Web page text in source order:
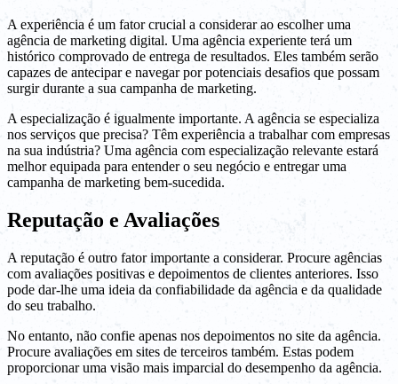
A experiência é um fator crucial a considerar ao escolher uma
agência de marketing digital. Uma agência experiente terá um
histórico comprovado de entrega de resultados. Eles também serão
capazes de antecipar e navegar por potenciais desafios que possam
surgir durante a sua campanha de marketing.
A especialização é igualmente importante. A agência se especializa
nos serviços que precisa? Têm experiência a trabalhar com empresas
na sua indústria? Uma agência com especialização relevante estará
melhor equipada para entender o seu negócio e entregar uma
campanha de marketing bem-sucedida.
Reputação e Avaliações
A reputação é outro fator importante a considerar. Procure agências
com avaliações positivas e depoimentos de clientes anteriores. Isso
pode dar-lhe uma ideia da confiabilidade da agência e da qualidade
do seu trabalho.
No entanto, não confie apenas nos depoimentos no site da agência.
Procure avaliações em sites de terceiros também. Estas podem
proporcionar uma visão mais imparcial do desempenho da agência.